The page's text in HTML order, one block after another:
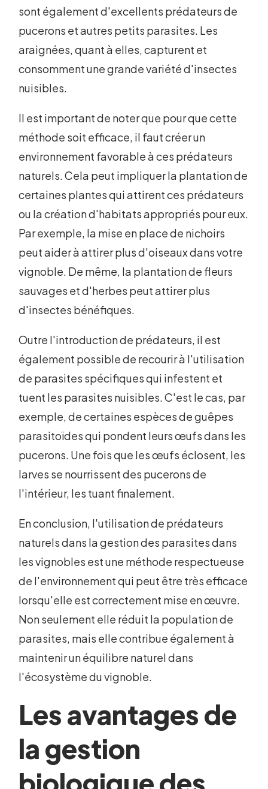
sont également d'excellents prédateurs de
pucerons et autres petits parasites. Les
araignées, quant à elles, capturent et
consomment une grande variété d'insectes
nuisibles.
Il est important de noter que pour que cette
méthode soit efficace, il faut créer un
environnement favorable à ces prédateurs
naturels. Cela peut impliquer la plantation de
certaines plantes qui attirent ces prédateurs
ou la création d'habitats appropriés pour eux.
Par exemple, la mise en place de nichoirs
peut aider à attirer plus d'oiseaux dans votre
vignoble. De même, la plantation de fleurs
sauvages et d'herbes peut attirer plus
d'insectes bénéfiques.
Outre l'introduction de prédateurs, il est
également possible de recourir à l'utilisation
de parasites spécifiques qui infestent et
tuent les parasites nuisibles. C'est le cas, par
exemple, de certaines espèces de guêpes
parasitoïdes qui pondent leurs œufs dans les
pucerons. Une fois que les œufs éclosent, les
larves se nourrissent des pucerons de
l'intérieur, les tuant finalement.
En conclusion, l'utilisation de prédateurs
naturels dans la gestion des parasites dans
les vignobles est une méthode respectueuse
de l'environnement qui peut être très efficace
lorsqu'elle est correctement mise en œuvre.
Non seulement elle réduit la population de
parasites, mais elle contribue également à
maintenir un équilibre naturel dans
l'écosystème du vignoble.
Les avantages de
la gestion